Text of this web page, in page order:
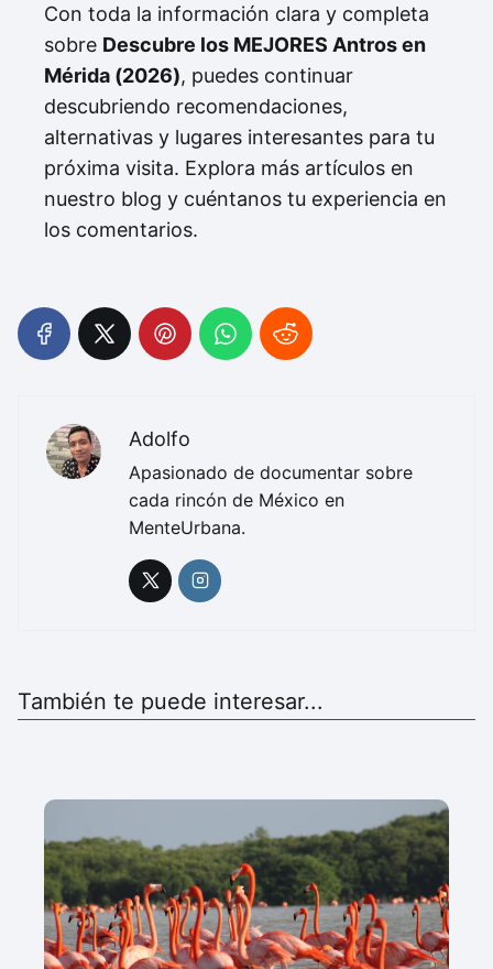
Con toda la información clara y completa
sobre Descubre los MEJORES Antros en
Mérida (2026), puedes continuar
descubriendo recomendaciones,
alternativas y lugares interesantes para tu
próxima visita. Explora más artículos en
nuestro blog y cuéntanos tu experiencia en
los comentarios.
Adolfo
Apasionado de documentar sobre
cada rincón de México en
MenteUrbana.
También te puede interesar...